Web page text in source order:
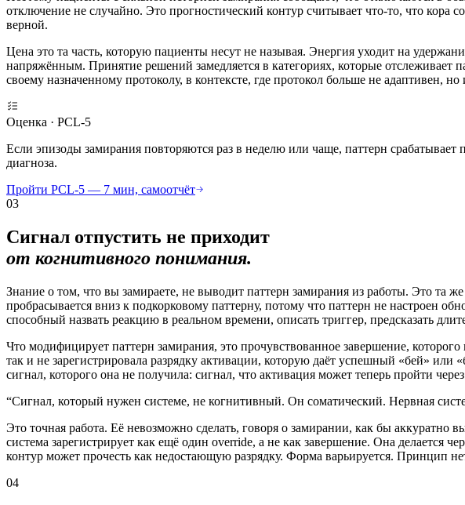
отключение не случайно. Это прогностический контур считывает что-то, что кора
верной.
Цена это та часть, которую пациенты несут не называя. Энергия уходит на
напряжённым. Принятие решений замедляется в категориях, которые отслеживает
своему назначенному протоколу, в контексте, где протокол больше не адаптивен,
Оценка · PCL-5
Если эпизоды замирания повторяются раз в неделю или чаще, паттерн
диагноза.
Пройти PCL-5 — 7 мин, самоотчёт
03
Сигнал отпустить не приходит
от когнитивного понимания.
Знание о том, что вы замираете, не выводит паттерн замирания из работы. Это та
пробрасывается вниз к подкорковому паттерну, потому что паттерн не настроен
способный назвать реакцию в реальном времени, описать триггер, предсказать
Что модифицирует паттерн замирания, это прочувствованное завершение,
так и не зарегистрировала разрядку активации, которую даёт успешный «бей»
сигнал, которого она не получила: сигнал, что активация может теперь пройти
“Сигнал, который нужен системе, не когнитивный. Он соматический. Нервная
Это точная работа. Её невозможно сделать, говоря о замирании, как бы
система зарегистрирует как ещё один override, а не как завершение. Она делается
контур может прочесть как недостающую разрядку. Форма варьируется. Принцип
04